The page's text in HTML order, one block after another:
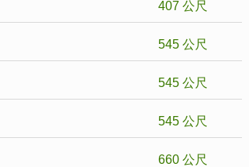
407 公尺
545 公尺
545 公尺
545 公尺
660 公尺